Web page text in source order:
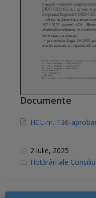
Documente
HCL-nr.-136-
2 iulie, 2025
C
Hotărâri ale